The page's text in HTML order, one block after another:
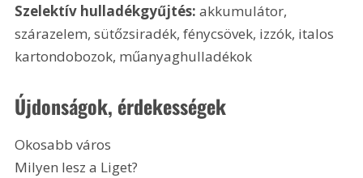
Szelektív hulladékgyűjtés: akkumulátor,
szárazelem, sütőzsiradék, fénycsövek, izzók, italos
kartondobozok, műanyaghulladékok
Újdonságok, érdekességek
Okosabb város
Milyen lesz a Liget?